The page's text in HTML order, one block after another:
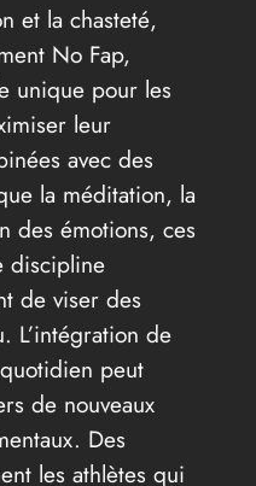
et la chasteté,
No Fap,
unique pour les
leur
avec des
la méditation, la
des émotions, ces
discipline
de viser des
L’intégration de
peut
de nouveaux
Des
les athlètes qui